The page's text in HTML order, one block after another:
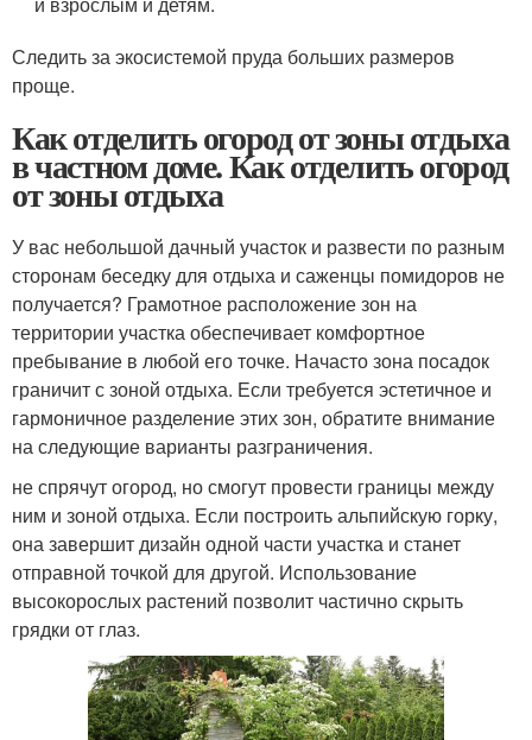
Следить за экосистемой пруда больших размеров
проще.
Как отделить огород от зоны отдыха
в частном доме. Как отделить огород
от зоны отдыха
У вас небольшой дачный участок и развести по разным
сторонам беседку для отдыха и саженцы помидоров не
получается? Грамотное расположение зон на
территории участка обеспечивает комфортное
пребывание в любой его точке. Начасто зона посадок
граничит с зоной отдыха. Если требуется эстетичное и
гармоничное разделение этих зон, обратите внимание
на следующие варианты разграничения.
не спрячут огород, но смогут провести границы между
ним и зоной отдыха. Если построить альпийскую горку,
она завершит дизайн одной части участка и станет
отправной точкой для другой. Использование
высокорослых растений позволит частично скрыть
грядки от глаз.